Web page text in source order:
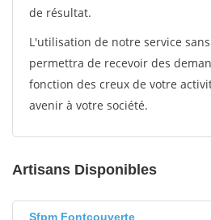
de résultat.
L'utilisation de notre service
permettra de recevoir des
fonction des creux de votre
avenir à votre société.
Artisans Disponibles
Sfpm Fontcouverte